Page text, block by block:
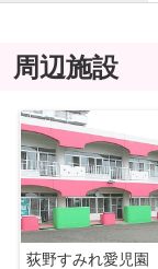
周辺施設
荻野すみれ愛児園